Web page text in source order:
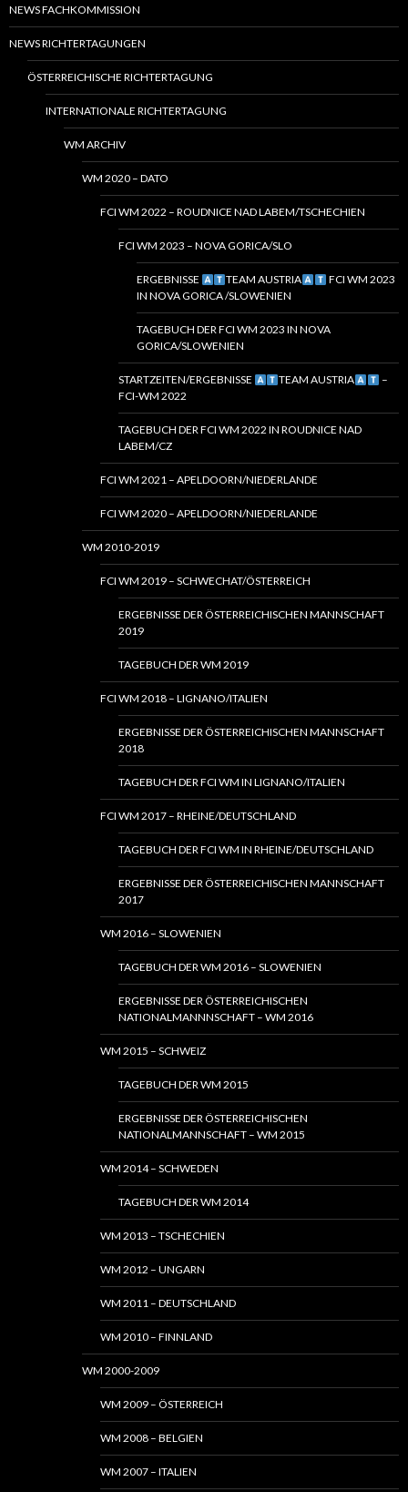
NEWS FACHKOMMISSION
NEWS RICHTERTAGUNGEN
ÖSTERREICHISCHE RICHTERTAGUNG
INTERNATIONALE RICHTERTAGUNG
WM ARCHIV
WM 2020 – DATO
FCI WM 2022 – ROUDNICE NAD LABEM/TSCHECHIEN
FCI WM 2023 – NOVA GORICA/SLO
ERGEBNISSE TEAM AUSTRIA
FCI WM 2023
IN NOVA GORICA /SLOWENIEN
TAGEBUCH DER FCI WM 2023 IN NOVA
GORICA/SLOWENIEN
STARTZEITEN/ERGEBNISSE TEAM AUSTRIA
–
FCI-WM 2022
TAGEBUCH DER FCI WM 2022 IN ROUDNICE NAD
LABEM/CZ
FCI WM 2021 – APELDOORN/NIEDERLANDE
FCI WM 2020 – APELDOORN/NIEDERLANDE
WM 2010-2019
FCI WM 2019 – SCHWECHAT/ÖSTERREICH
ERGEBNISSE DER ÖSTERREICHISCHEN MANNSCHAFT
2019
TAGEBUCH DER WM 2019
FCI WM 2018 – LIGNANO/ITALIEN
ERGEBNISSE DER ÖSTERREICHISCHEN MANNSCHAFT
2018
TAGEBUCH DER FCI WM IN LIGNANO/ITALIEN
FCI WM 2017 – RHEINE/DEUTSCHLAND
TAGEBUCH DER FCI WM IN RHEINE/DEUTSCHLAND
ERGEBNISSE DER ÖSTERREICHISCHEN MANNSCHAFT
2017
WM 2016 – SLOWENIEN
TAGEBUCH DER WM 2016 – SLOWENIEN
ERGEBNISSE DER ÖSTERREICHISCHEN
NATIONALMANNNSCHAFT – WM 2016
WM 2015 – SCHWEIZ
TAGEBUCH DER WM 2015
ERGEBNISSE DER ÖSTERREICHISCHEN
NATIONALMANNSCHAFT – WM 2015
WM 2014 – SCHWEDEN
TAGEBUCH DER WM 2014
WM 2013 – TSCHECHIEN
WM 2012 – UNGARN
WM 2011 – DEUTSCHLAND
WM 2010 – FINNLAND
WM 2000-2009
WM 2009 – ÖSTERREICH
WM 2008 – BELGIEN
WM 2007 – ITALIEN